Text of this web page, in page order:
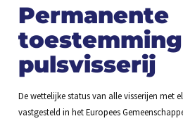
Permanente
toestemming
pulsvisserij
De wettelijke status van alle visserijen met
vastgesteld in het Europees